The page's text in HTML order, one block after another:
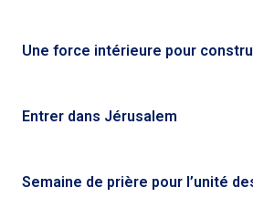
Une force intérieure pour
Entrer dans Jérusalem
Semaine de prière pour l’unité